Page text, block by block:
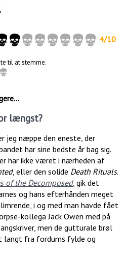
4/10
til at stemme.
længst?
næppe den eneste, der
har sine bedste år bag sig.
har ikke været i nærheden af
, eller den solide Death Rituals.
of the Decomposed, gik det
og hans efterhånden meget
i og med man havde fået
kollega Jack Owen med på
men de gutturale brøl
langt fra fordums fylde og